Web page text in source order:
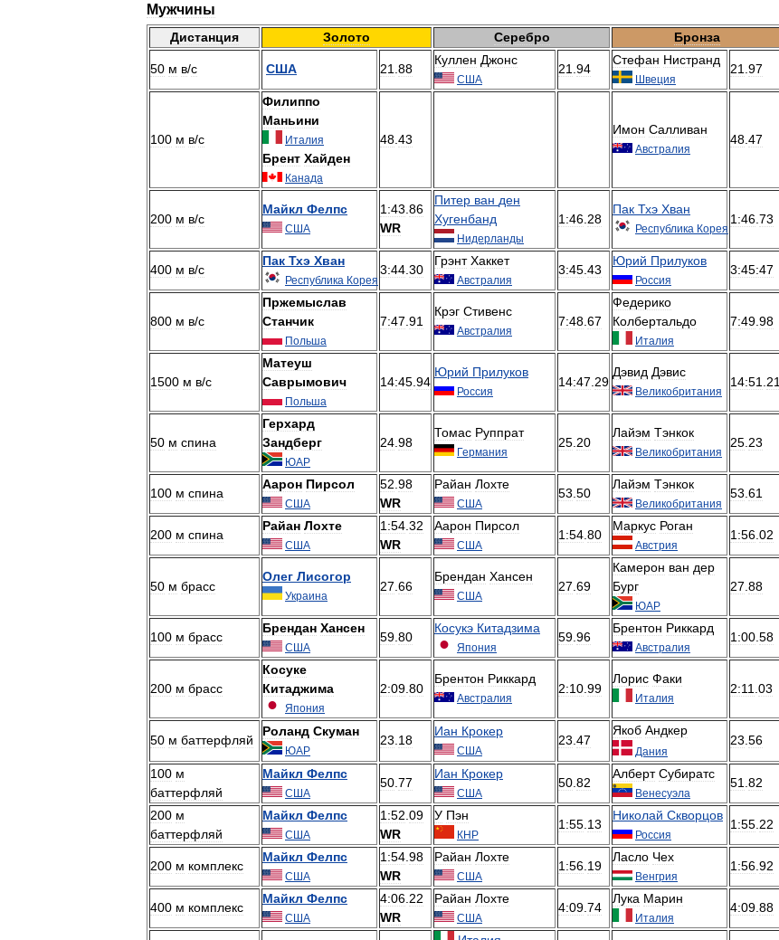
Мужчины
Дистанция Золото Серебро Бронза
50 м в/с США 21 88
Куллен Джонс
США
21 94
Стефан Нистранд
Швеция
21 97
100 м в/с
Филиппо
Маньини
Италия
Брент Хайден
Канада
48 43
Имон Салливан
Австралия
48 47
200 м в/с
Майкл Фелпс
США
1:43 86
WR
Питер ван ден
Хугенбанд
Нидерланды
1:46 28
Пак Тхэ Хван
Республика Корея
1:46 73
400 м в/с
Пак Тхэ Хван
Республика Корея
3:44 30
Грэнт Хаккет
Австралия
3:45 43
Юрий Прилуков
Россия
3:45:47
800 м в/с
Пржемыслав
Станчик
Польша
7:47 91
Крэг Стивенс
Австралия
7:48 67
Федерико
Колбертальдо
Италия
7:49 98
1500 м в/с
Матеуш
Саврымович
Польша
14:45 94
Юрий Прилуков
Россия
14:47 29
Дэвид Дэвис
Великобритания
14:51 21
50 м спина
Герхард
Зандберг
ЮАР
24 98
Томас Руппрат
Германия
25 20
Лайэм Тэнкок
Великобритания
25 23
100 м спина
Аарон Пирсол
США
52 98
WR
Райан Лохте
США
53 50
Лайэм Тэнкок
Великобритания
53 61
200 м спина
Райан Лохте
США
1:54 32
WR
Аарон Пирсол
США
1:54 80
Маркус Роган
Австрия
1:56 02
50 м брасс
Олег Лисогор
Украина
27 66
Брендан Хансен
США
27 69
Камерон ван дер
Бург
ЮАР
27 88
100 м брасс
Брендан Хансен
США
59 80
Косукэ Китадзима
Япония
59 96
Брентон Риккард
Австралия
1:00 58
200 м брасс
Косуке
Китаджима
Япония
2:09 80
Брентон Риккард
Австралия
2:10 99
Лорис Факи
Италия
2:11 03
50 м баттерфляй
Роланд Скуман
ЮАР
23 18
Иан Крокер
США
23 47
Якоб Андкер
Дания
23 56
100 м
баттерфляй
Майкл Фелпс
США
50 77
Иан Крокер
США
50 82
Алберт Субиратс
Венесуэла
51 82
200 м
баттерфляй
Майкл Фелпс
США
1:52 09
WR
У Пэн
КНР
1:55 13
Николай Скворцов
Россия
1:55 22
200 м комплекс
Майкл Фелпс
США
1:54 98
WR
Райан Лохте
США
1:56 19
Ласло Чех
Венгрия
1:56 92
400 м комплекс
Майкл Фелпс
США
4:06 22
WR
Райан Лохте
США
4:09 74
Лука Марин
Италия
4:09 88